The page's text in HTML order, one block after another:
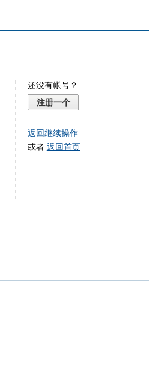
还没有帐号？
注册一个
返回继续操作
或者 返回首页